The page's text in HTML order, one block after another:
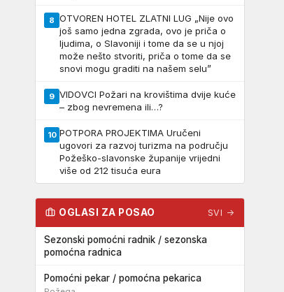
8 OTVOREN HOTEL ZLATNI LUG „Nije ovo
još samo jedna zgrada, ovo je priča o
ljudima, o Slavoniji i tome da se u njoj
može nešto stvoriti, priča o tome da se
snovi mogu graditi na našem selu”
9 VIDOVCI Požari na krovištima dvije kuće
– zbog nevremena ili…?
10 POTPORA PROJEKTIMA Uručeni
ugovori za razvoj turizma na području
Požeško-slavonske županije vrijedni
više od 212 tisuća eura
OGLASI ZA POSAO SVI →
Sezonski pomoćni radnik / sezonska
pomoćna radnica
Pomoćni pekar / pomoćna pekarica